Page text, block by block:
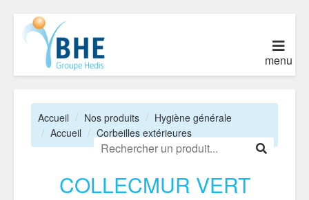
menu
Accueil Nos produits
Hygiène générale
Accueil
Corbeilles extérieures
COLLECMUR VERT